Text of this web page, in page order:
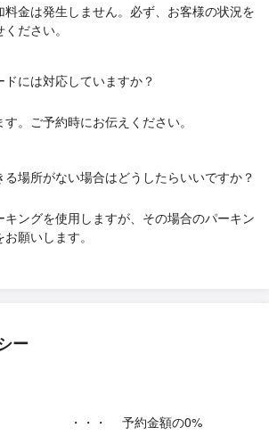
料金は発生しません。必ず、お客様の状況を
ださい。
ドには対応していますか？
。ご予約時にお伝えください。
場所がない場合はどうしたらいいですか？
キングを使用しますが、その場合のパーキン
願いします。
ー
・・・ 予約金額の0%